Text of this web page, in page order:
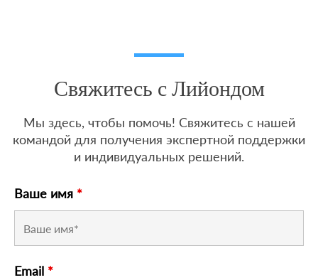
Свяжитесь с Лийондом
Мы здесь, чтобы помочь! Свяжитесь с нашей
командой для получения экспертной поддержки
и индивидуальных решений.
Ваше имя *
Email *